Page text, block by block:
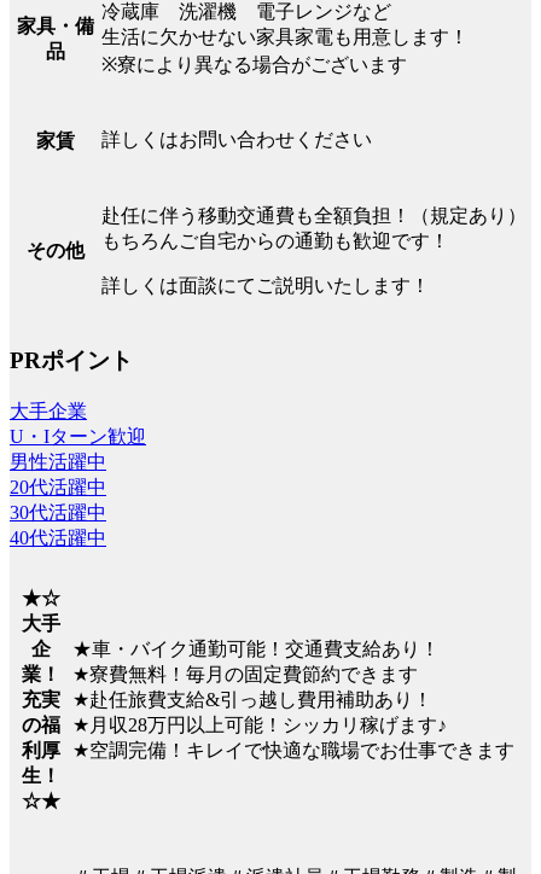
家具・備
品
冷蔵庫 洗濯機 電子レンジなど
生活に欠かせない家具家電も用意します！
※寮により異なる場合がございます
家賃 詳しくはお問い合わせください
その他
赴任に伴う移動交通費も全額負担！（規定あり）
もちろんご自宅からの通勤も歓迎です！
詳しくは面談にてご説明いたします！
PRポイント
大手企業
U・Iターン歓迎
男性活躍中
20代活躍中
30代活躍中
40代活躍中
★☆
大手
企
業！
充実
の福
利厚
生！
☆★
★車・バイク通勤可能！交通費支給あり！
★寮費無料！毎月の固定費節約できます
★赴任旅費支給&引っ越し費用補助あり！
★月収28万円以上可能！シッカリ稼げます♪
★空調完備！キレイで快適な職場でお仕事できます